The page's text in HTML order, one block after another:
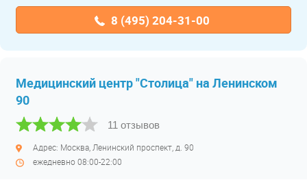
8 (495) 204-31-00
Медицинский центр "Столица" на Ленинском
90
11 отзывов
Адрес: Москва, Ленинский проспект, д. 90
ежедневно 08:00-22:00